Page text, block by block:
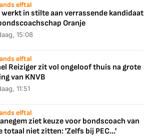
elftal
werkt in stilte aan verrassende kandidaat
Oranje
15:08
elftal
Reiziger zit vol ongeloof thuis na grote
van KNVB
11:51
elftal
ziet keuze voor bondscoach van
totaal niet zitten: 'Zelfs bij PEC...'